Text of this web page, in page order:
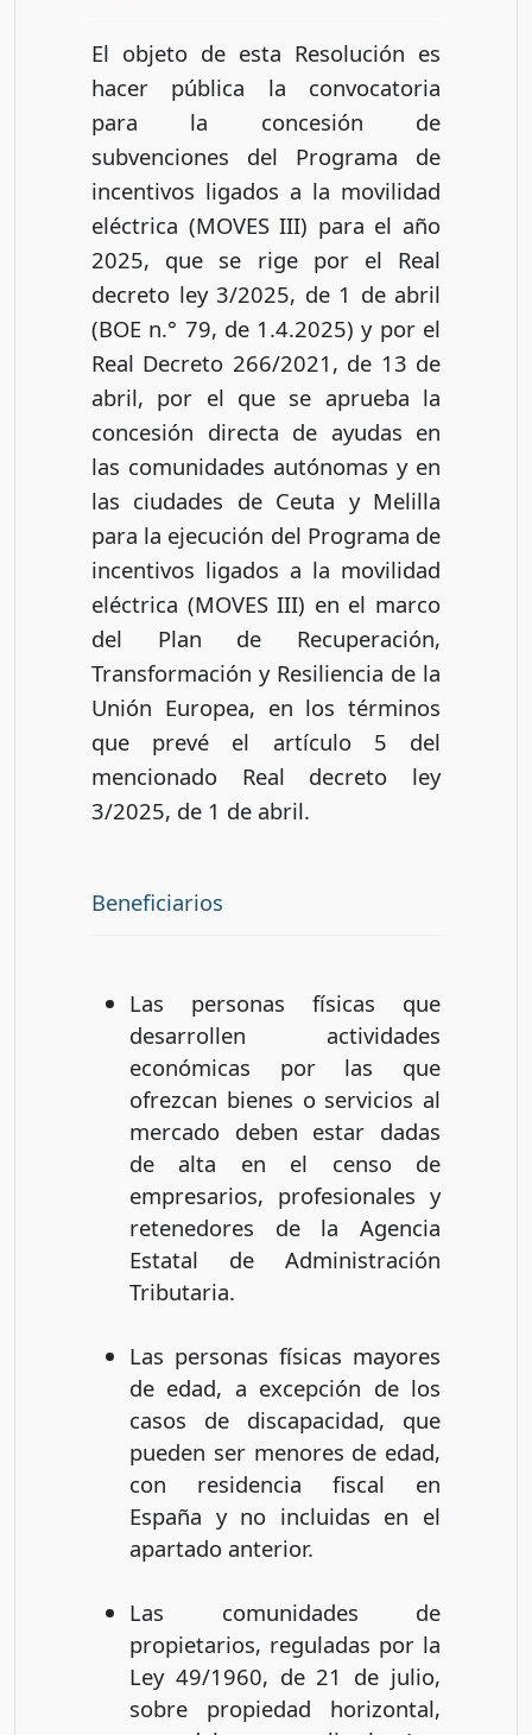
El objeto de esta Resolución es
hacer pública la convocatoria
para la concesión de
subvenciones del Programa de
incentivos ligados a la movilidad
eléctrica (MOVES III) para el año
2025, que se rige por el Real
decreto ley 3/2025, de 1 de abril
(BOE n.° 79, de 1.4.2025) y por el
Real Decreto 266/2021, de 13 de
abril, por el que se aprueba la
concesión directa de ayudas en
las comunidades autónomas y en
las ciudades de Ceuta y Melilla
para la ejecución del Programa de
incentivos ligados a la movilidad
eléctrica (MOVES III) en el marco
del Plan de Recuperación,
Transformación y Resiliencia de la
Unión Europea, en los términos
que prevé el artículo 5 del
mencionado Real decreto ley
3/2025, de 1 de abril.
Beneficiarios
Las personas físicas que
desarrollen actividades
económicas por las que
ofrezcan bienes o servicios al
mercado deben estar dadas
de alta en el censo de
empresarios, profesionales y
retenedores de la Agencia
Estatal de Administración
Tributaria.
Las personas físicas mayores
de edad, a excepción de los
casos de discapacidad, que
pueden ser menores de edad,
con residencia fiscal en
España y no incluidas en el
apartado anterior.
Las comunidades de
propietarios, reguladas por la
Ley 49/1960, de 21 de julio,
sobre propiedad horizontal,